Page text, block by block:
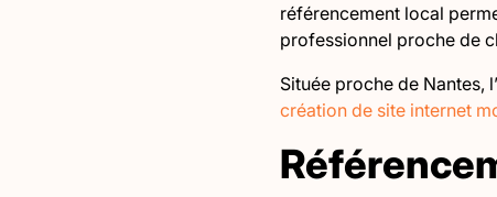
référencement local
professionnel proche de
Située proche de Nantes,
création de site internet